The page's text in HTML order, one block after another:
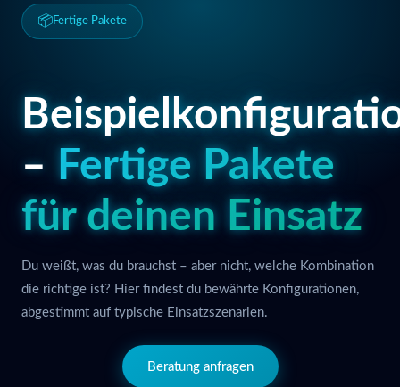
📦Fertige Pakete
– Fertige Pakete
für deinen Einsatz
Du weißt, was du brauchst – aber nicht, welche Kombination
die richtige ist? Hier findest du bewährte Konfigurationen,
abgestimmt auf typische Einsatzszenarien.
Beratung anfragen